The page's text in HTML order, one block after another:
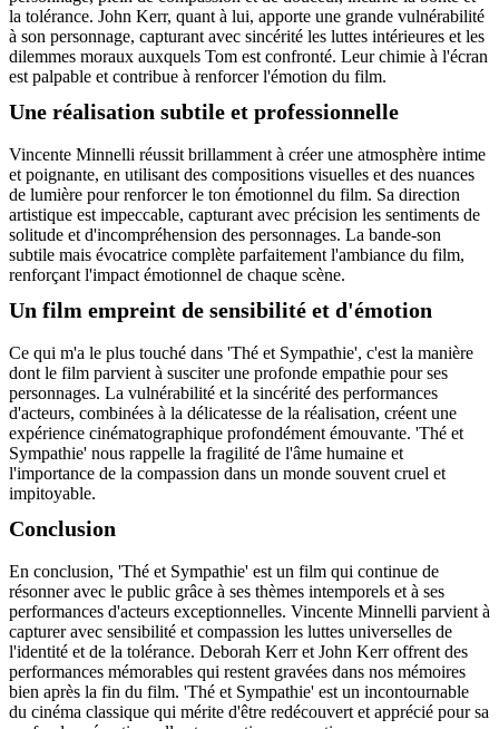
la tolérance. John Kerr, quant à lui, apporte une grande vulnérabilité
à son personnage, capturant avec sincérité les luttes intérieures et les
dilemmes moraux auxquels Tom est confronté. Leur chimie à l'écran
est palpable et contribue à renforcer l'émotion du film.
Une réalisation subtile et professionnelle
Vincente Minnelli réussit brillamment à créer une atmosphère intime
et poignante, en utilisant des compositions visuelles et des nuances
de lumière pour renforcer le ton émotionnel du film. Sa direction
artistique est impeccable, capturant avec précision les sentiments de
solitude et d'incompréhension des personnages. La bande-son
subtile mais évocatrice complète parfaitement l'ambiance du film,
renforçant l'impact émotionnel de chaque scène.
Un film empreint de sensibilité et d'émotion
Ce qui m'a le plus touché dans 'Thé et Sympathie', c'est la manière
dont le film parvient à susciter une profonde empathie pour ses
personnages. La vulnérabilité et la sincérité des performances
d'acteurs, combinées à la délicatesse de la réalisation, créent une
expérience cinématographique profondément émouvante. 'Thé et
Sympathie' nous rappelle la fragilité de l'âme humaine et
l'importance de la compassion dans un monde souvent cruel et
impitoyable.
Conclusion
En conclusion, 'Thé et Sympathie' est un film qui continue de
résonner avec le public grâce à ses thèmes intemporels et à ses
performances d'acteurs exceptionnelles. Vincente Minnelli parvient à
capturer avec sensibilité et compassion les luttes universelles de
l'identité et de la tolérance. Deborah Kerr et John Kerr offrent des
performances mémorables qui restent gravées dans nos mémoires
bien après la fin du film. 'Thé et Sympathie' est un incontournable
du cinéma classique qui mérite d'être redécouvert et apprécié pour sa